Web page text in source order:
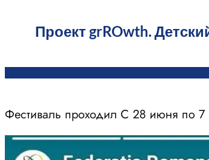
Проект grROwth.
Фестиваль проходил С 28 июня по